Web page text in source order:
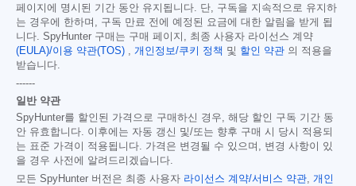
페이지에 명시된 기간 동안 유지됩니다. 단, 구독을 지속적으로 유지하
는 경우에 한하며, 구독 만료 전에 예정된 요금에 대한 알림을 받게 됩
니다. SpyHunter 구매는 구매 페이지, 최종 사용자 라이선스 계약
(EULA)/이용 약관(TOS) , 개인정보/쿠키 정책 및 할인 약관 의 적용을
받습니다.
------
일반 약관
SpyHunter를 할인된 가격으로 구매하신 경우, 해당 할인 구독 기간 동
안 유효합니다. 이후에는 자동 갱신 및/또는 향후 구매 시 당시 적용되
는 표준 가격이 적용됩니다. 가격은 변경될 수 있으며, 변경 사항이 있
을 경우 사전에 알려드리겠습니다.
모든 SpyHunter 버전은 최종 사용자 라이선스 계약/서비스 약관, 개인